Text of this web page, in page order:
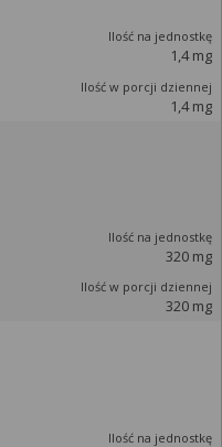
1,4 mg
1,4 mg
320 mg
320 mg